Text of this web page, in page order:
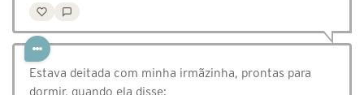
Estava deitada com minha irmãzinha, prontas para
dormir, quando ela disse: